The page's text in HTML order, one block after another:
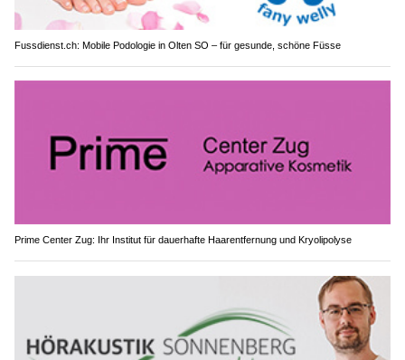
Fussdienst.ch: Mobile Podologie in Olten SO – für gesunde, schöne Füsse
Prime Center Zug: Ihr Institut für dauerhafte Haarentfernung und Kryolipolyse